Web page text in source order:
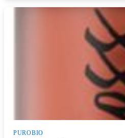
PUROBIO